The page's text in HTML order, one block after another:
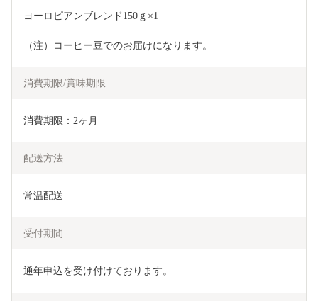
ヨーロピアンブレンド150ｇ×1
（注）コーヒー豆でのお届けになります。
消費期限/賞味期限
消費期限：2ヶ月
配送方法
常温配送
受付期間